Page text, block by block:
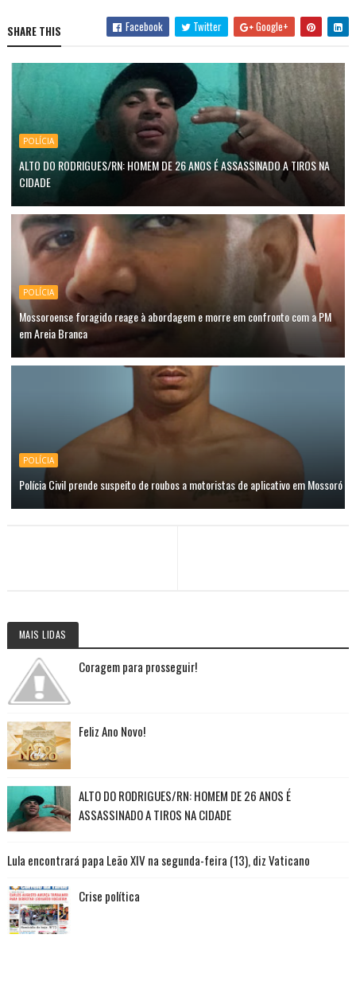
SHARE THIS Facebook Twitter Google+
POLÍCIA
ALTO DO RODRIGUES/RN: HOMEM DE 26 ANOS É ASSASSINADO A TIROS NA
CIDADE
POLÍCIA
Mossoroense foragido reage à abordagem e morre em confronto com a PM
em Areia Branca
POLÍCIA
Polícia Civil prende suspeito de roubos a motoristas de aplicativo em Mossoró
MAIS LIDAS
Coragem para prosseguir!
Feliz Ano Novo!
ALTO DO RODRIGUES/RN: HOMEM DE 26 ANOS É
ASSASSINADO A TIROS NA CIDADE
Lula encontrará papa Leão XIV na segunda-feira (13), diz Vaticano
Crise política